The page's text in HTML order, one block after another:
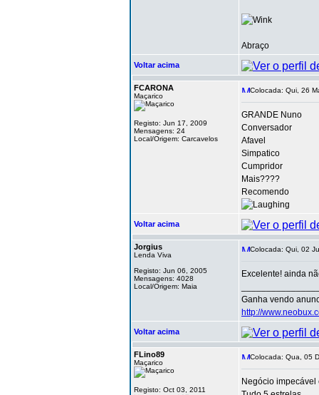
Abraço
Voltar acima
FCARONA
Maçarico
Registo: Jun 17, 2009
Mensagens: 24
Local/Origem: Carcavelos
Colocada: Qui, 26
GRANDE Nuno
Conversador
Afavel
Simpatico
Cumpridor
Mais????
Recomendo
Voltar acima
Jorgius
Lenda Viva
Registo: Jun 06, 2005
Mensagens: 4028
Local/Origem: Maia
Colocada: Qui, 02
Excelente! ainda
Ganha vendo
http://
Voltar acima
FLino89
Maçarico
Registo: Oct 03, 2011
Colocada: Qua, 05
Negócio impecável